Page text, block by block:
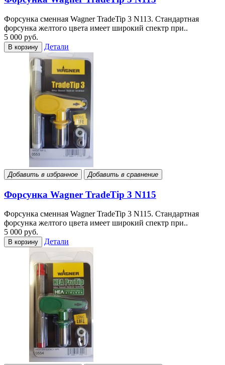
Форсунка сменная Wagner TradeTip 3 N113. Стандартная
форсунка желтого цвета имеет широкий спектр при..
5 000 руб.
В корзину Детали
Добавить в избранное Добавить в сравнение
Форсунка Wagner TradeTip 3 N115
Форсунка сменная Wagner TradeTip 3 N115. Стандартная
форсунка желтого цвета имеет широкий спектр при..
5 000 руб.
В корзину Детали